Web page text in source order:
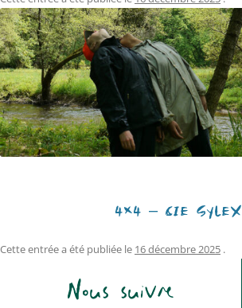
4×4 – CIE SYLEX
Cette entrée a été publiée le 16 décembre 2025 .
Nous suivre